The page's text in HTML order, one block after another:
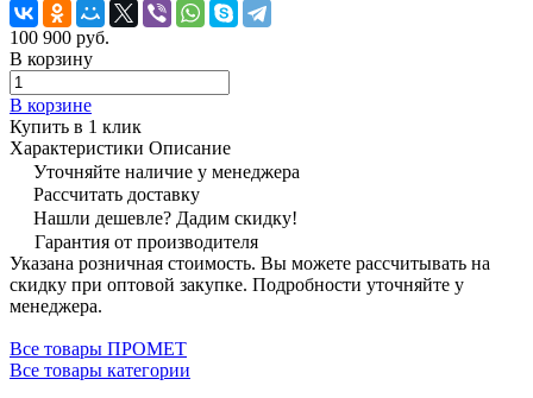
100 900 руб.
В корзину
В корзине
Купить в 1 клик
Характеристики Описание
Уточняйте наличие у менеджера
Рассчитать доставку
Нашли дешевле? Дадим скидку!
Гарантия от производителя
Указана розничная стоимость. Вы можете рассчитывать на
скидку при оптовой закупке. Подробности уточняйте у
менеджера.
Все товары ПРОМЕТ
Все товары категории